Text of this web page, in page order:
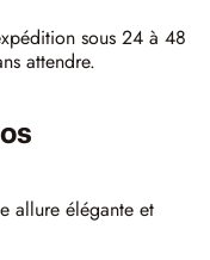
sous 24 à 48
attendre.
allure élégante et